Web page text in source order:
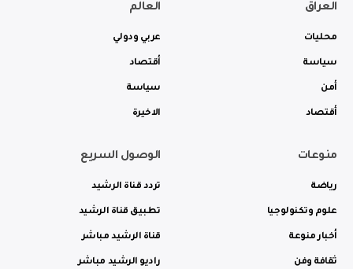
العراق
محليات
سياسة
أمن
أقتصاد
العالم
عربي ودولي
أقتصاد
سياسة
الاخيرة
منوعات
رياضة
علوم وتكنولوجيا
أخبار منوعة
ثقافة وفن
الوصول السريع
تردد قناة الرشيد
تطبيق قناة الرشيد
قناة الرشيد مباشر
راديو الرشيد مباشر